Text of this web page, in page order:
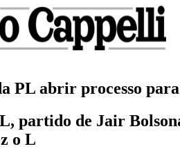
PL abrir processo
partido de Jair
o L